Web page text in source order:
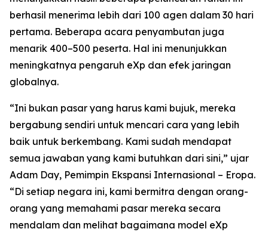
berhasil menerima lebih dari 100 agen dalam 30 hari
pertama. Beberapa acara penyambutan juga
menarik 400–500 peserta. Hal ini menunjukkan
meningkatnya pengaruh eXp dan efek jaringan
globalnya.
“Ini bukan pasar yang harus kami bujuk, mereka
bergabung sendiri untuk mencari cara yang lebih
baik untuk berkembang. Kami sudah mendapat
semua jawaban yang kami butuhkan dari sini,” ujar
Adam Day, Pemimpin Ekspansi Internasional – Eropa.
“Di setiap negara ini, kami bermitra dengan orang-
orang yang memahami pasar mereka secara
mendalam dan melihat bagaimana model eXp